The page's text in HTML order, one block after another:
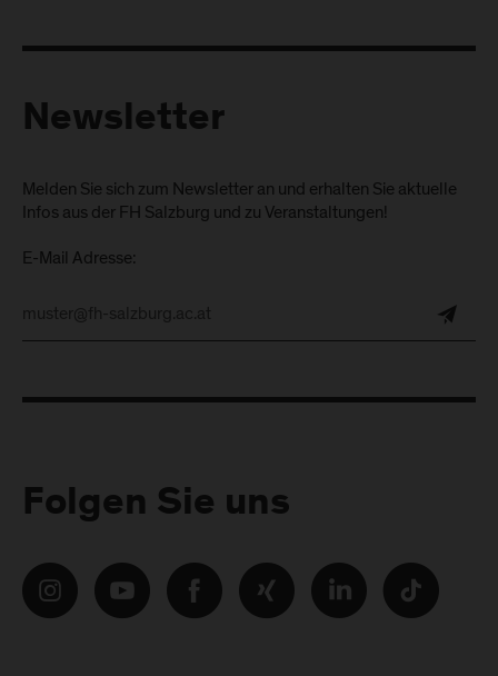
Newsletter
Melden Sie sich zum Newsletter an und erhalten Sie aktuelle
Infos aus der FH Salzburg und zu Veranstaltungen!
E-Mail Adresse:
Folgen Sie uns